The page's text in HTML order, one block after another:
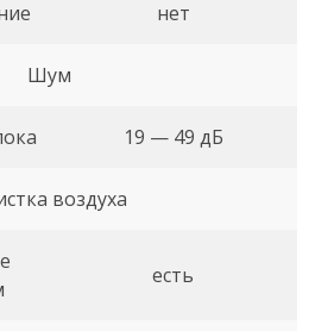
нет
Шум
19 — 49 дБ
воздуха
есть